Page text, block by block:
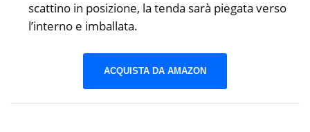
scattino in posizione, la tenda sarà piegata verso
l’interno e imballata.
ACQUISTA DA AMAZON